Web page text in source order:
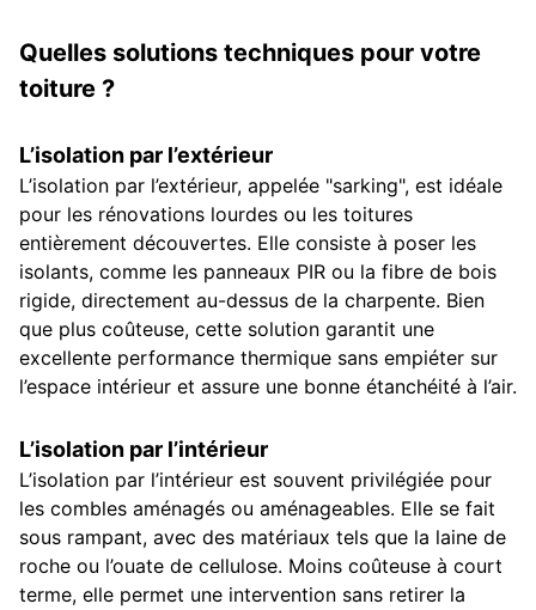
Quelles solutions techniques pour votre
toiture ?
L’isolation par l’extérieur
L’isolation par l’extérieur, appelée "sarking", est idéale
pour les rénovations lourdes ou les toitures
entièrement découvertes. Elle consiste à poser les
isolants, comme les panneaux PIR ou la fibre de bois
rigide, directement au-dessus de la charpente. Bien
que plus coûteuse, cette solution garantit une
excellente performance thermique sans empiéter sur
l’espace intérieur et assure une bonne étanchéité à l’air.
L’isolation par l’intérieur
L’isolation par l’intérieur est souvent privilégiée pour
les combles aménagés ou aménageables. Elle se fait
sous rampant, avec des matériaux tels que la laine de
roche ou l’ouate de cellulose. Moins coûteuse à court
terme, elle permet une intervention sans retirer la